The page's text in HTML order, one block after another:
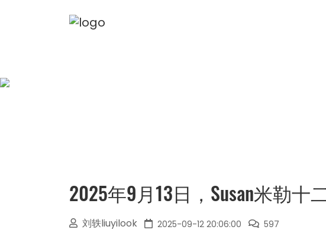
2025年9月13日，Susan米勒十
刘轶liuyilook 2025-09-12 20:06:00 597